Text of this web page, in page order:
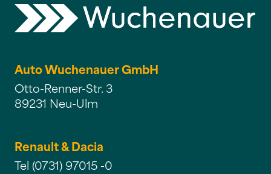
Auto Wuchenauer GmbH
Otto-Renner-Str. 3
89231 Neu-Ulm
Renault & Dacia
Tel (0731) 97015 -0